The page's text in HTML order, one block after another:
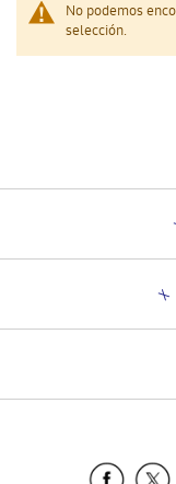
No podemos
selección.